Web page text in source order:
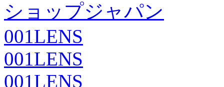
ショップジャパン
001LENS
001LENS
001LENS